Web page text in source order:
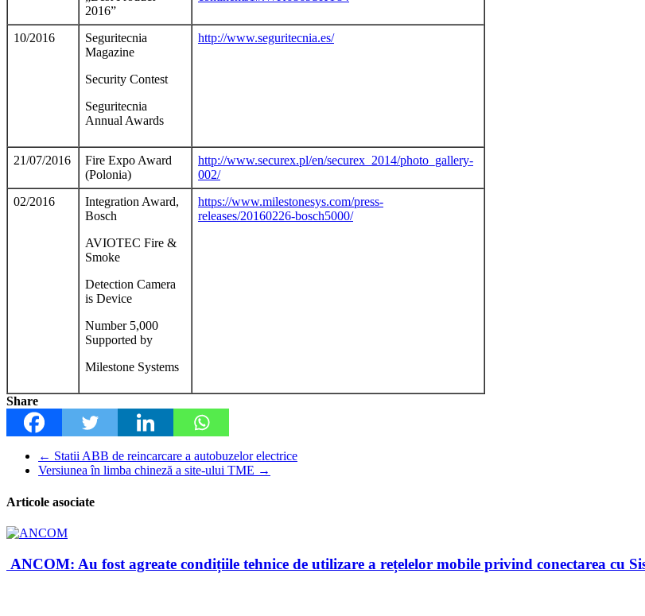
2016”
10/2016
Seguritecnia
Magazine
Security Contest
Seguritecnia
Annual Awards
http://www.seguritecnia.es/
21/07/2016
Fire Expo Award
(Polonia)
http://www.securex.pl/en/securex_2014/photo_gallery-
002/
02/2016
Integration Award,
Bosch
AVIOTEC Fire &
Smoke
Detection Camera
is Device
Number 5,000
Supported by
Milestone Systems
https://www.milestonesys.com/press-
releases/20160226-bosch5000/
Share
← Statii ABB de reincarcare a autobuzelor electrice
Versiunea în limba chineză a site-ului TME →
Articole asociate
ANCOM: Au fost agreate condițiile tehnice de utilizare a rețelelor mobile privind conectarea cu